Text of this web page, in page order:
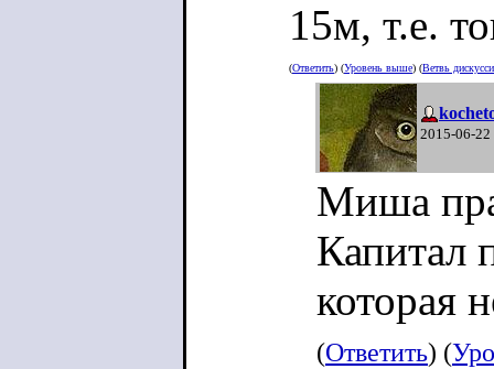
15м, т.е.
(Ответить) (Уровень выше) (Ветвь
2015-06-
Миша
Капитал
которая
(Ответить) (